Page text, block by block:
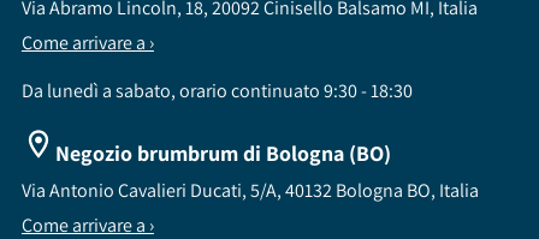
Via Abramo Lincoln, 18, 20092 Cinisello Balsamo MI, Italia
Come arrivare a ›
Da lunedì a sabato, orario continuato 9:30 - 18:30
Negozio brumbrum di Bologna (BO)
Via Antonio Cavalieri Ducati, 5/A, 40132 Bologna BO, Italia
Come arrivare a ›